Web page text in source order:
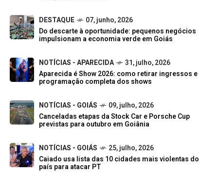
DESTAQUE
07, junho, 2026
Do descarte à oportunidade: pequenos negócios
impulsionam a economia verde em Goiás
NOTÍCIAS - APARECIDA
31, julho, 2026
Aparecida é Show 2026: como retirar ingressos e
programação completa dos shows
NOTÍCIAS - GOIÁS
09, julho, 2026
Canceladas etapas da Stock Car e Porsche Cup
previstas para outubro em Goiânia
NOTÍCIAS - GOIÁS
25, julho, 2026
Caiado usa lista das 10 cidades mais violentas do
país para atacar PT